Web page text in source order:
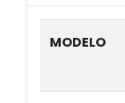
MODELO